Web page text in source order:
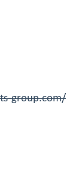
group.com/